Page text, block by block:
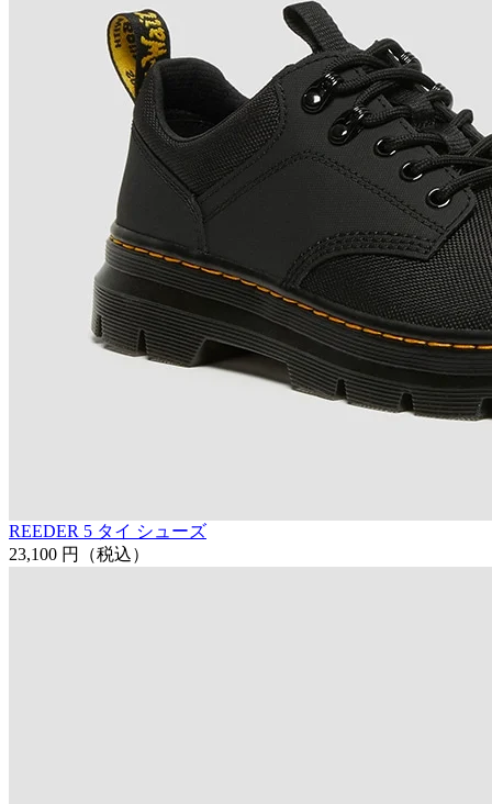
REEDER 5 タイ シューズ
23,100 円
（税込）